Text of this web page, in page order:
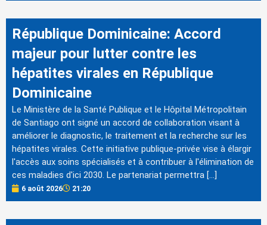
République Dominicaine: Accord
majeur pour lutter contre les
hépatites virales en République
Dominicaine
Le Ministère de la Santé Publique et le Hôpital Métropolitain
de Santiago ont signé un accord de collaboration visant à
améliorer le diagnostic, le traitement et la recherche sur les
hépatites virales. Cette initiative publique-privée vise à élargir
l'accès aux soins spécialisés et à contribuer à l'élimination de
ces maladies d'ici 2030. Le partenariat permettra […]
6 août 2026 21:20